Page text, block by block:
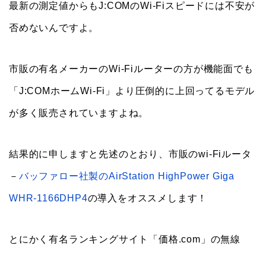
最新の測定値からもJ:COMのWi-Fiスピードには不安が
否めないんですよ。
市販の有名メーカーのWi-Fiルーターの方が機能面でも
「J:COMホームWi-Fi」より圧倒的に上回ってるモデル
が多く販売されていますよね。
結果的に申しますと先述のとおり、市販のwi-Fiルータ
－ バッファロー社製のAirStation HighPower Giga
WHR-1166DHP4の導入をオススメします！
とにかく有名ランキングサイト「価格.com」の無線